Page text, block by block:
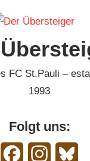
FC St.Pauli –
1993
Folgt uns:
FacebookInstagram